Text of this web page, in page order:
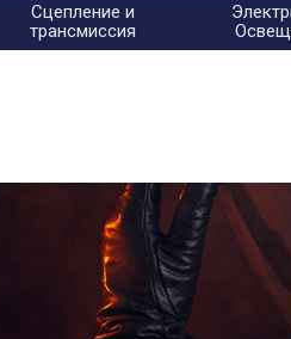
Сцепление и
трансмиссия